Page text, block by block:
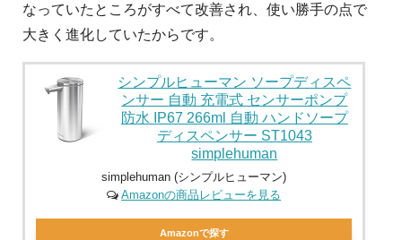
なっていたところがすべて改善され、使い勝手の点で
大きく進化していたからです。
シンプルヒューマン ソープディスペ
ンサー 自動 充電式 センサーポンプ
防水 IP67 266ml 自動 ハンドソープ
ディスペンサー ST1043
simplehuman
simplehuman (シンプルヒューマン)
Amazonの商品レビューを見る
Amazonで探す